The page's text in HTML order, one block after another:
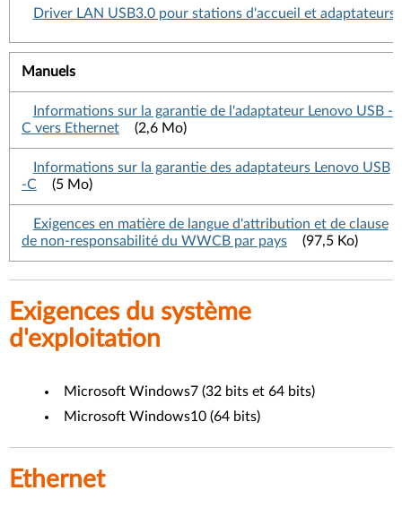
Driver LAN USB3.0 pour stations d'accueil et adaptateurs
Manuels
Informations sur la garantie de l'adaptateur Lenovo USB -
C vers Ethernet
(2,6 Mo)
Informations sur la garantie des adaptateurs Lenovo USB
-C
(5 Mo)
Exigences en matière de langue d'attribution et de clause
de non-responsabilité du WWCB par pays
(97,5 Ko)
Exigences du système
d'exploitation
Microsoft Windows7 (32 bits et 64 bits)
Microsoft Windows10 (64 bits)
Ethernet